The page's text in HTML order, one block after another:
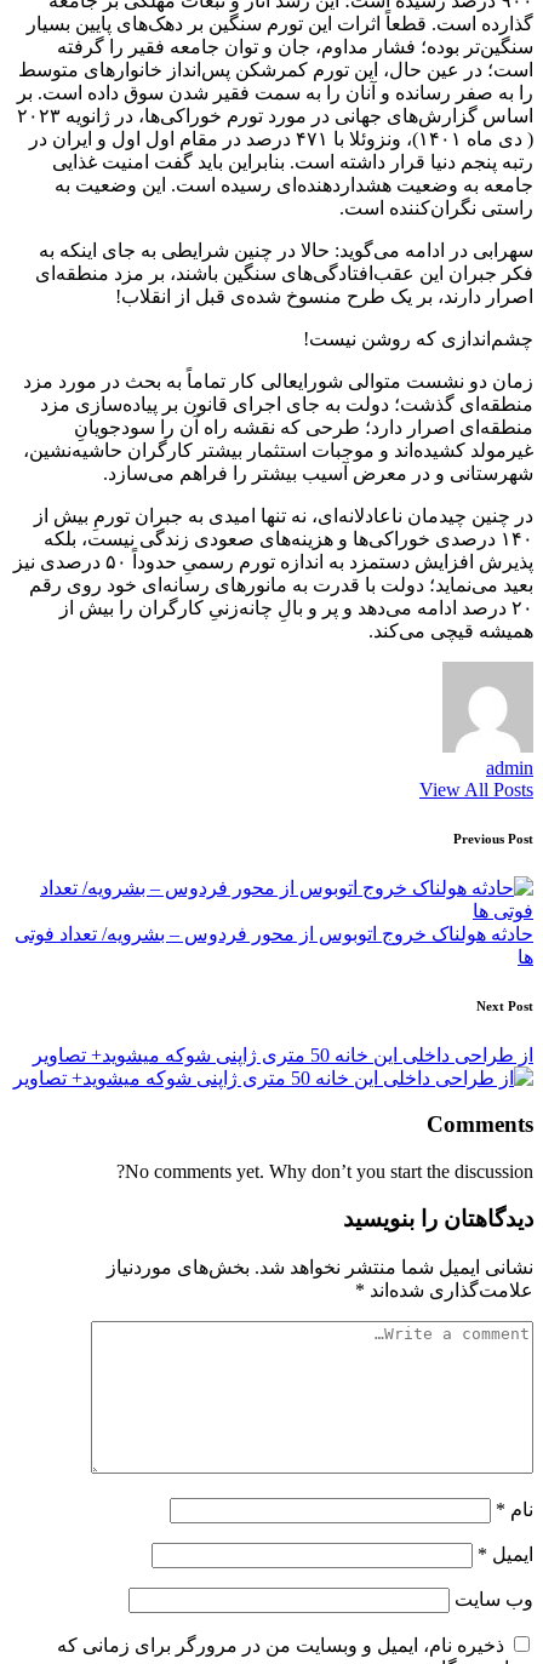
گذارده است. قطعاً اثرات این تورم سنگین بر دهک‌های پایین بسیار
سنگین‌تر بوده؛ فشار مداوم، جان و توان جامعه فقیر را گرفته
است؛ در عین حال، این تورم کمرشکن پس‌انداز خانوارهای متوسط
را به صفر رسانده و آنان را به سمت فقیر شدن سوق داده است. بر
اساس گزارش‌های جهانی در مورد تورم خوراکی‌ها، در ژانویه ۲۰۲۳
( دی ماه ۱۴۰۱)، ونزوئلا با ۴۷۱ درصد در مقام اول اول و ایران در
رتبه پنجم دنیا قرار داشته است. بنابراین باید گفت امنیت غذایی
جامعه به وضعیت هشداردهنده‌ای رسیده است. این وضعیت به
راستی نگران‌کننده است.
سهرابی در ادامه می‌گوید: حالا در چنین شرایطی به جای اینکه به
فکر جبران این عقب‌افتادگی‌های سنگین باشند، بر مزد منطقه‌ای
اصرار دارند، بر یک طرح منسوخ شده‌ی قبل از انقلاب!
چشم‌اندازی که روشن نیست!
زمان دو نشست متوالی شورایعالی کار تماماً به بحث در مورد مزد
منطقه‌ای گذشت؛ دولت به جای اجرای قانون بر پیاده‌سازی مزد
منطقه‌ای اصرار دارد؛ طرحی که نقشه راه آن را سودجویانِ
غیرمولد کشیده‌اند و موجبات استثمار بیشتر کارگران حاشیه‌نشین،
شهرستانی و در معرض آسیب بیشتر را فراهم می‌سازد.
در چنین چیدمان ناعادلانه‌ای، نه تنها امیدی به جبران تورمِ بیش از
۱۴۰ درصدی خوراکی‌ها و هزینه‌های صعودی زندگی نیست، بلکه
پذیرش افزایش دستمزد به اندازه تورم رسمیِ حدوداً ۵۰ درصدی نیز
بعید می‌نماید؛ دولت با قدرت به مانورهای رسانه‌ای خود روی رقم
۲۰ درصد ادامه می‌دهد و پر و بالِ چانه‌زنیِ کارگران را بیش از
همیشه قیچی می‌کند.
admin
View All Posts
Post
navigation
Previous Post
حادثه هولناک خروج اتوبوس از محور فردوس – بشرویه/ تعداد فوتی
ها
Next Post
از طراحی داخلی این خانه 50 متری ژاپنی شوکه میشوید+ تصاویر
Comments
No comments yet. Why don’t you start the discussion?
دیدگاهتان را بنویسید
نشانی ایمیل شما منتشر نخواهد شد. بخش‌های موردنیاز
علامت‌گذاری شده‌اند *
نام *
ایمیل *
وب‌ سایت
ذخیره نام، ایمیل و وبسایت من در مرورگر برای زمانی که